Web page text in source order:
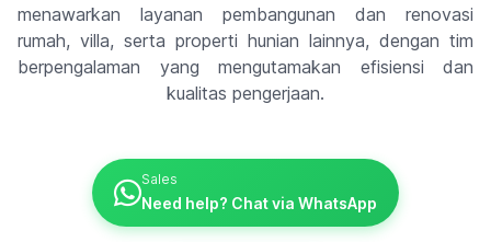
menawarkan layanan pembangunan dan renovasi
rumah, villa, serta properti hunian lainnya, dengan tim
berpengalaman yang mengutamakan efisiensi dan
kualitas pengerjaan.
Sales
Need help? Chat via WhatsApp